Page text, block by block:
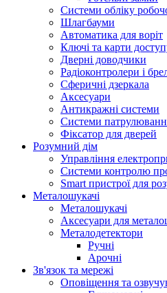
Системи обліку
Шлагбауми
Автоматика для воріт
Ключі та карти
Дверні доводчики
Радіоконтролери і
Сферичні дзеркала
Аксесуари
Антикражні системи
Системи
Фіксатор для дверей
Розумний дім
Управління
Системи контролю
Smart пристрої для
Металошукачі
Металошукачі
Аксесуари для
Металодетектори
Ручні
Арочні
Зв'язок та мережі
Оповіщення та